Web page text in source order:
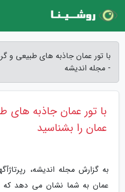
با تور عمان جاذبه های طبیعی و
- مجله اندیشه
با تور عمان جاذبه
عمان را بشناسید
به گزارش مجله اندیشه،
عمان به شما نشان می دهد که